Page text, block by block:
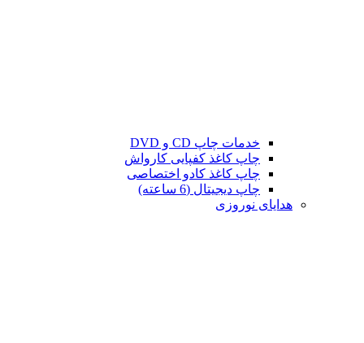
خدمات چاپ CD و DVD
چاپ کاغذ کفپایی کارواش
چاپ کاغذ کادو اختصاصی
چاپ دیجیتال (6 ساعته)
هدایای نوروزی